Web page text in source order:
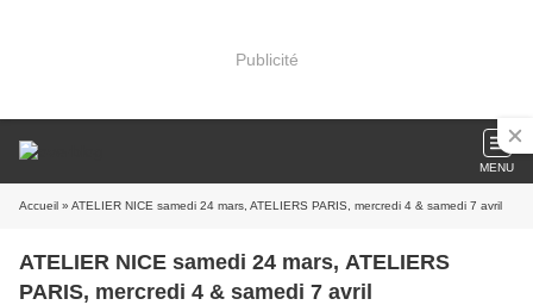
Publicité
MENU
Accueil » ATELIER NICE samedi 24 mars, ATELIERS PARIS, mercredi 4 & samedi 7 avril
ATELIER NICE samedi 24 mars, ATELIERS
PARIS, mercredi 4 & samedi 7 avril